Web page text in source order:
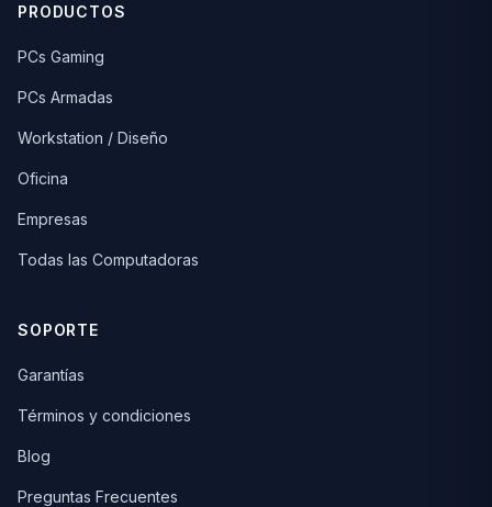
PRODUCTOS
PCs Gaming
PCs Armadas
Workstation / Diseño
Oficina
Empresas
Todas las Computadoras
SOPORTE
Garantías
Términos y condiciones
Blog
Preguntas Frecuentes